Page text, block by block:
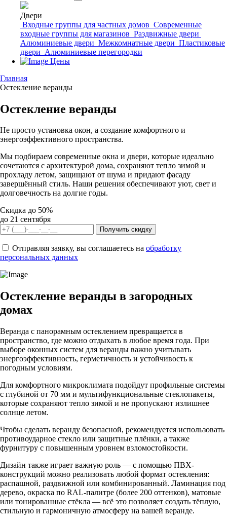
Двери
Входные группы для частных домов Современные
входные группы для магазинов Раздвижные двери
Алюминиевые двери Межкомнатные двери Пластиковые
двери Алюминиевые перегородки
Цены
Главная
Остекление веранды
Остекление веранды
Не просто установка окон, а создание комфортного и
энергоэффективного пространства.
Мы подбираем современные окна и двери, которые идеально
сочетаются с архитектурой дома, сохраняют тепло зимой и
прохладу летом, защищают от шума и придают фасаду
завершённый стиль. Наши решения обеспечивают уют, свет и
долговечность на долгие годы.
Cкидка до 50%
до 21 сентября
Получить скидку
Отправляя заявку, вы соглашаетесь на обработку
персональных данных
Остекление веранды в загородных
домах
Веранда с панорамным остеклением превращается в
пространство, где можно отдыхать в любое время года. При
выборе оконных систем для веранды важно учитывать
энергоэффективность, герметичность и устойчивость к
погодным условиям.
Для комфортного микроклимата подойдут профильные системы
с глубиной от 70 мм и мультифункциональные стеклопакеты,
которые сохраняют тепло зимой и не пропускают излишнее
солнце летом.
Чтобы сделать веранду безопасной, рекомендуется использовать
противоударное стекло или защитные плёнки, а также
фурнитуру с повышенным уровнем взломостойкости.
Дизайн также играет важную роль — с помощью ПВХ-
конструкций можно реализовать любой формат остекления:
распашной, раздвижной или комбинированный. Ламинация под
дерево, окраска по RAL-палитре (более 200 оттенков), матовые
или тонированные стёкла — всё это позволяет создать тёплую,
стильную и гармоничную атмосферу на вашей веранде.